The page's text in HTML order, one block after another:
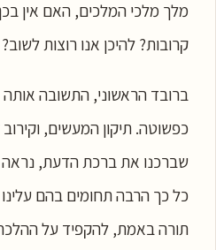
מלך מלכי המלכים, האם אין
קרובות? להיכן אנו רוצות לשוב?
ברובד הראשוני, התשובה
כפשוטה. תיקון המעשים,
שברכנו את ברכת הדעת, נראה
כל כך הרבה תחומים בהם
תורה באמת, להקפיד על